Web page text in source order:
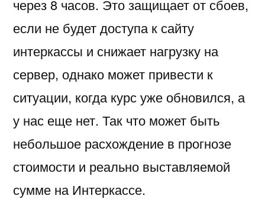
через 8 часов. Это защищает от сбоев,
если не будет доступа к сайту
интеркассы и снижает нагрузку на
сервер, однако может привести к
ситуации, когда курс уже обновился, а
у нас еще нет. Так что может быть
небольшое расхождение в прогнозе
стоимости и реально выставляемой
сумме на Интеркассе.